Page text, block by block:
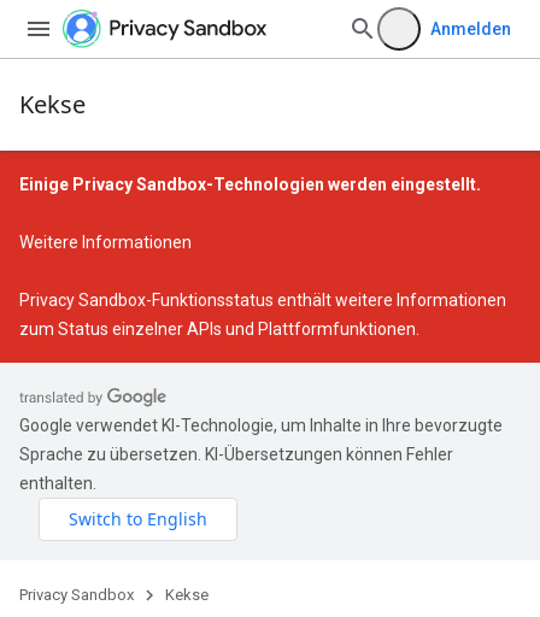
Anmelden
Kekse
Einige Privacy Sandbox-Technologien werden eingestellt.
Weitere Informationen
Privacy Sandbox-Funktionsstatus enthält weitere Informationen
zum Status einzelner APIs und Plattformfunktionen.
Google verwendet KI-Technologie, um Inhalte in Ihre bevorzugte
Sprache zu übersetzen. KI-Übersetzungen können Fehler
enthalten.
Privacy Sandbox Kekse